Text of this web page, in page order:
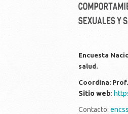
Encuesta
salud.
Coordina:
Sitio web:
Contacto: